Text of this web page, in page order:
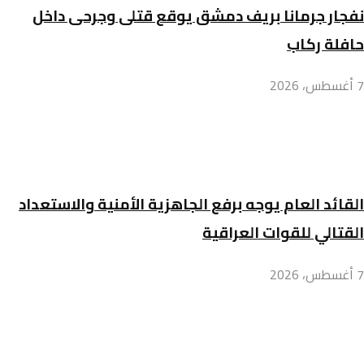
نفجار جرمانا بريف دمشق يوقع قتلى وجرحى داخل
حافلة ركاب
7 أغسطس، 2026
القائد العام يوجه برفع الجاهزية الأمنية والاستعداد
القتالي للقوات العراقية
7 أغسطس، 2026